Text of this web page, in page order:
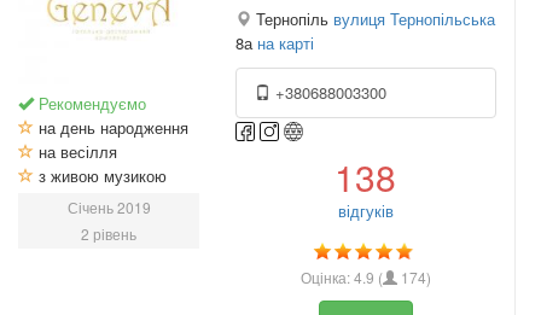
Рекомендуємо
на день народження
на весілля
з живою музикою
Січень 2019
2 рівень
Тернопіль вулиця Тернопільська
8а на карті
+380688003300
138
відгуків
Оцінка:4.9 ( 174)